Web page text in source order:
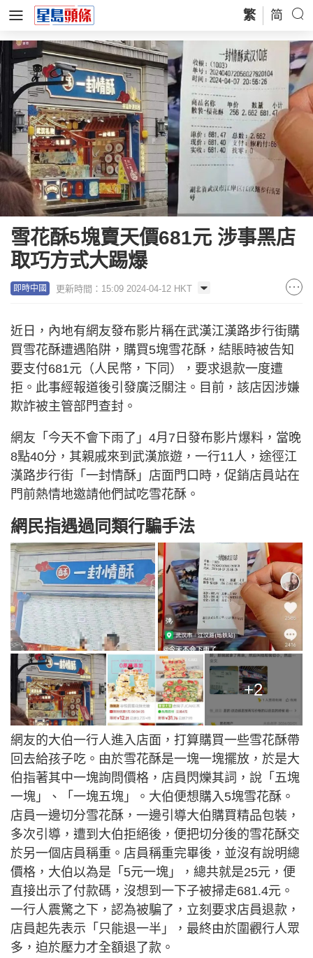
繁 简
雪花酥5塊賣天價681元 涉事黑店
取巧方式大踢爆
即時中國 更新時間：15:09 2024-04-12 HKT
近日，內地有網友發布影片稱在武漢江漢路步行街購
買雪花酥遭遇陷阱，購買5塊雪花酥，結賬時被告知
要支付681元（人民幣，下同），要求退款一度遭
拒。此事經報道後引發廣泛關注。目前，該店因涉嫌
欺詐被主管部門查封。
網友「今天不會下雨了」4月7日發布影片爆料，當晚
8點40分，其親戚來到武漢旅遊，一行11人，途徑江
漢路步行街「一封情酥」店面門口時，促銷店員站在
門前熱情地邀請他們試吃雪花酥。
網民指遇過同類行騙手法
+2
網友的大伯一行人進入店面，打算購買一些雪花酥帶
回去給孩子吃。由於雪花酥是一塊一塊擺放，於是大
伯指著其中一塊詢問價格，店員閃爍其詞，說「五塊
一塊」、「一塊五塊」。大伯便想購入5塊雪花酥。
店員一邊切分雪花酥，一邊引導大伯購買精品包裝，
多次引導，遭到大伯拒絕後，便把切分後的雪花酥交
於另一個店員稱重。店員稱重完畢後，並沒有說明總
價格，大伯以為是「5元一塊」，總共就是25元，便
直接出示了付款碼，沒想到一下子被掃走681.4元。
一行人震驚之下，認為被騙了，立刻要求店員退款，
店員起先表示「只能退一半」，最終由於圍觀行人眾
多，迫於壓力才全額退了款。